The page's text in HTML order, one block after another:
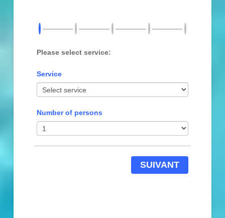
Please select service:
Service
Number of persons
SUIVANT